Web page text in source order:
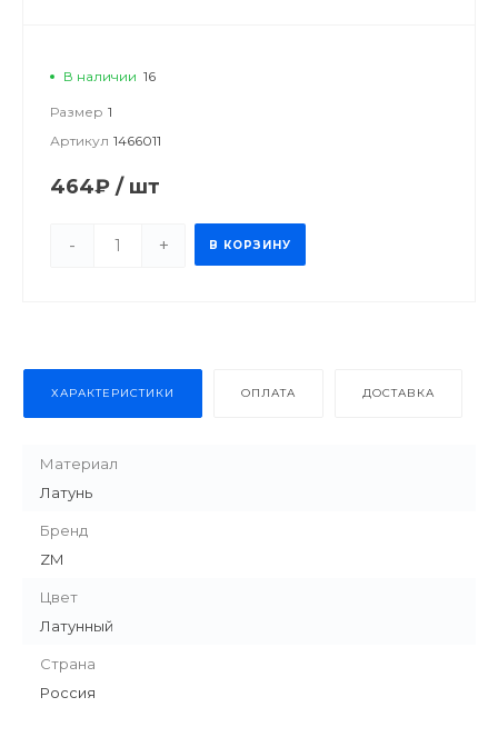
В наличии 16
Размер 1
Артикул 1466011
464₽ / шт
- + В КОРЗИНУ
ХАРАКТЕРИСТИКИ ОПЛАТА ДОСТАВКА
Материал
Латунь
Бренд
ZM
Цвет
Латунный
Страна
Россия